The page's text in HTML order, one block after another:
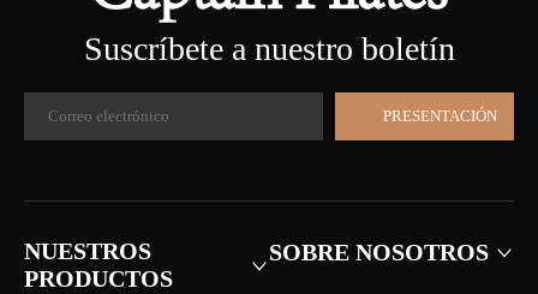
Suscríbete a nuestro boletín
PRESENTACIÓN
NUESTROS
PRODUCTOS
SOBRE NOSOTROS